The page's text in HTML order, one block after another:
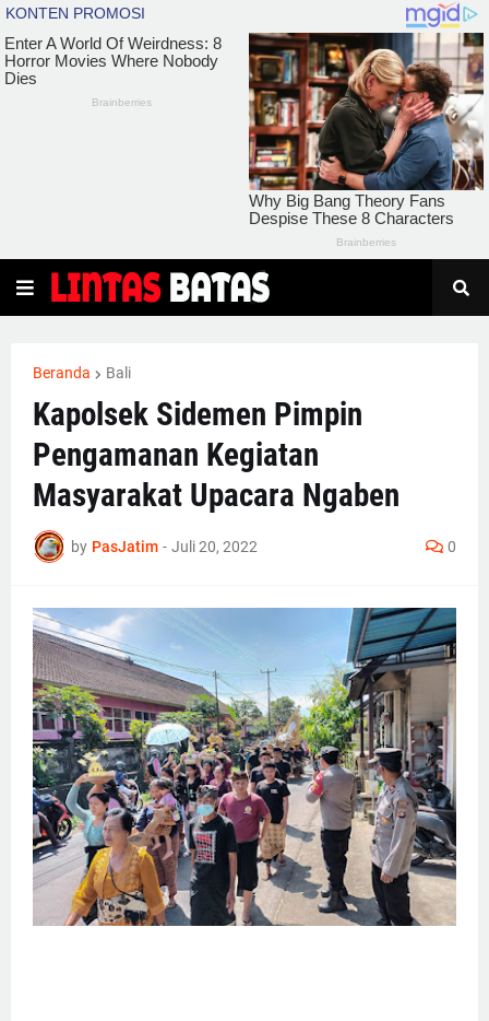
Beranda Bali
Kapolsek Sidemen Pimpin
Pengamanan Kegiatan
Masyarakat Upacara Ngaben
by PasJatim - Juli 20, 2022 0